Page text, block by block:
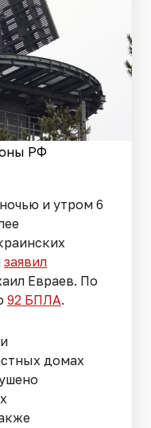
РФ
и утром 6
заявил
Евраев. По
92 БПЛА.
домах